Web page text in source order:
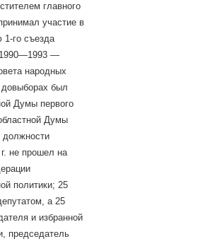
главного
участие в
го съезда
1990—1993 —
народных
довыборах был
Думы первого
Думы
должности
не прошел на
политики; 25
а 25
и избранной
председатель